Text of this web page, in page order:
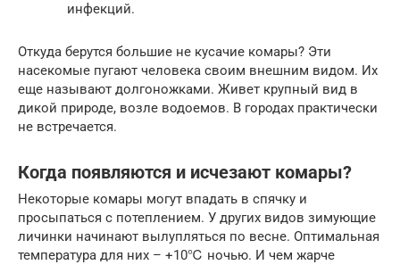
инфекций.
Откуда берутся большие не кусачие комары? Эти
насекомые пугают человека своим внешним видом. Их
еще называют долгоножками. Живет крупный вид в
дикой природе, возле водоемов. В городах практически
не встречается.
Когда появляются и исчезают комары?
Некоторые комары могут впадать в спячку и
просыпаться с потеплением. У других видов зимующие
личинки начинают вылупляться по весне. Оптимальная
температура для них – +10℃ ночью. И чем жарче